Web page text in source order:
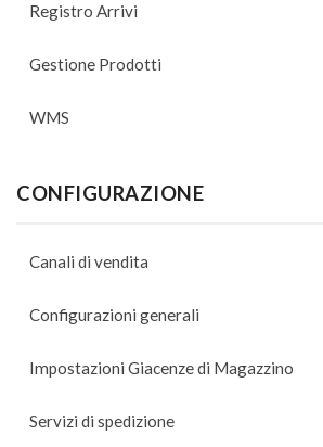
Registro Arrivi
Gestione Prodotti
WMS
CONFIGURAZIONE
Canali di vendita
Configurazioni generali
Impostazioni Giacenze di Magazzino
Servizi di spedizione